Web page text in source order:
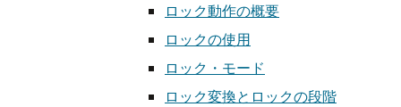
ロック動作の概要
ロックの使用
ロック・モード
ロック変換とロックの段階